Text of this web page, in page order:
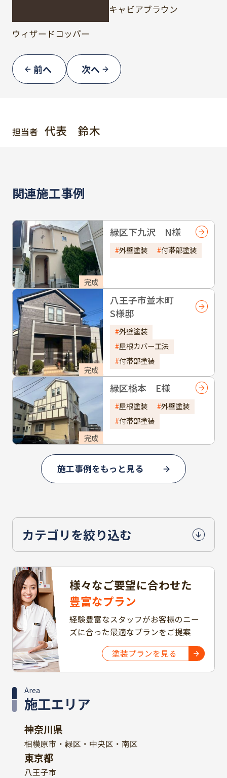
ウィザードコッパー
キャビアブラウン
前へ 次へ
担当者 代表 鈴木
関連施工事例
完成
緑区下九沢 N様
外壁塗装 付帯部塗装
完成
八王子市並木町
S様邸
外壁塗装
屋根カバー工法
付帯部塗装
完成
緑区橋本 E様
屋根塗装
外壁塗装
付帯部塗装
施工事例をもっと見る
カテゴリを絞り込む
様々なご要望に合わせた
豊富なプラン
経験豊富なスタッフがお客様のニー
ズに合った最適なプランをご提案
塗装プランを見る
施工エリア
Area
神奈川県
相模原市・緑区・中央区・南区
東京都
八王子市